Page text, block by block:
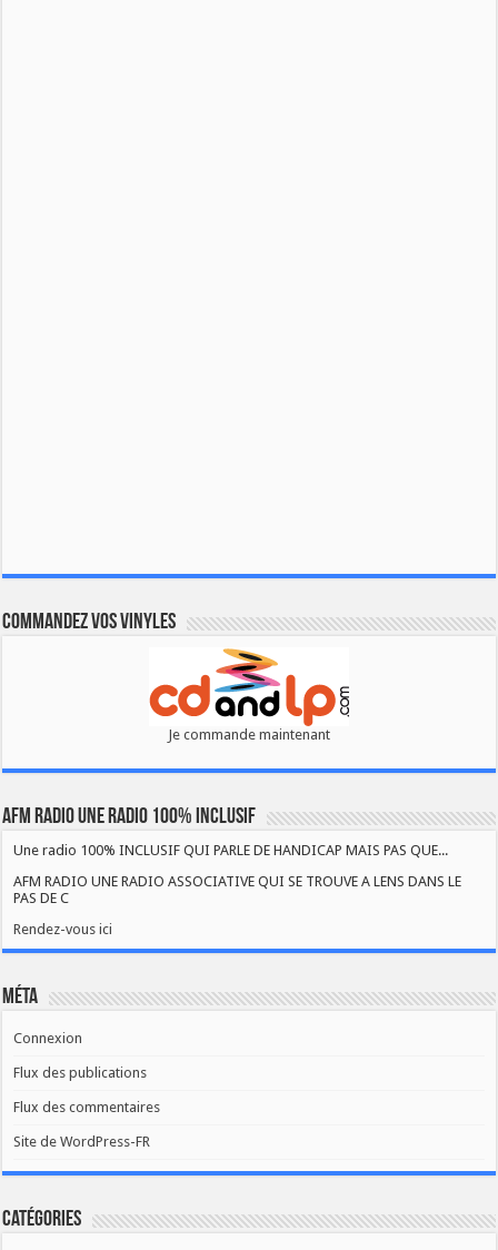
Commandez vos vinyles
Je commande maintenant
AFM RADIO UNE RADIO 100% INCLUSIF
Une radio 100% INCLUSIF QUI PARLE DE HANDICAP MAIS PAS QUE...
AFM RADIO UNE RADIO ASSOCIATIVE QUI SE TROUVE A LENS DANS LE
PAS DE C
Rendez-vous ici
Méta
Connexion
Flux des publications
Flux des commentaires
Site de WordPress-FR
Catégories